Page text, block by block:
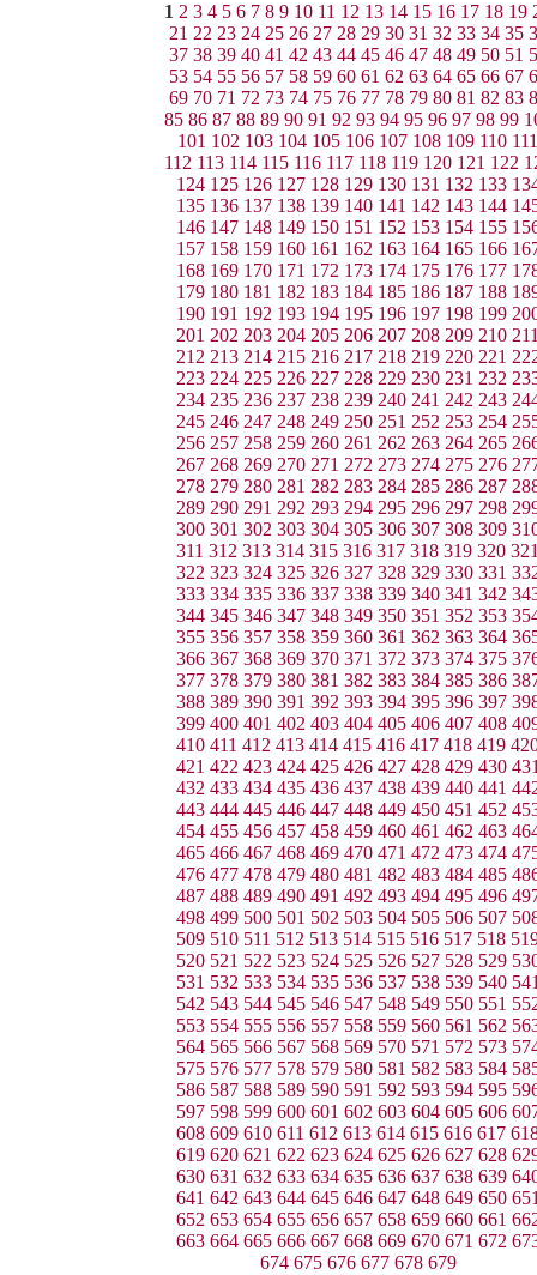
1 2 3 4 5 6 7 8 9 10 11 12 13 14 15 16 17 18 19
21 22 23 24 25 26 27 28 29 30 31 32 33 34 35
37 38 39 40 41 42 43 44 45 46 47 48 49 50 51
53 54 55 56 57 58 59 60 61 62 63 64 65 66 67
69 70 71 72 73 74 75 76 77 78 79 80 81 82 83
85 86 87 88 89 90 91 92 93 94 95 96 97 98 99
101 102 103 104 105 106 107 108 109 110 111
112 113 114 115 116 117 118 119 120 121 122
124 125 126 127 128 129 130 131 132 133
135 136 137 138 139 140 141 142 143 144
146 147 148 149 150 151 152 153 154 155
157 158 159 160 161 162 163 164 165 166
168 169 170 171 172 173 174 175 176 177
179 180 181 182 183 184 185 186 187 188
190 191 192 193 194 195 196 197 198 199
201 202 203 204 205 206 207 208 209 210
212 213 214 215 216 217 218 219 220 221
223 224 225 226 227 228 229 230 231 232
234 235 236 237 238 239 240 241 242 243
245 246 247 248 249 250 251 252 253 254
256 257 258 259 260 261 262 263 264 265
267 268 269 270 271 272 273 274 275 276
278 279 280 281 282 283 284 285 286 287
289 290 291 292 293 294 295 296 297 298
300 301 302 303 304 305 306 307 308 309
311 312 313 314 315 316 317 318 319 320
322 323 324 325 326 327 328 329 330 331
333 334 335 336 337 338 339 340 341 342
344 345 346 347 348 349 350 351 352 353
355 356 357 358 359 360 361 362 363 364
366 367 368 369 370 371 372 373 374 375
377 378 379 380 381 382 383 384 385 386
388 389 390 391 392 393 394 395 396 397
399 400 401 402 403 404 405 406 407 408
410 411 412 413 414 415 416 417 418 419
421 422 423 424 425 426 427 428 429 430
432 433 434 435 436 437 438 439 440 441
443 444 445 446 447 448 449 450 451 452
454 455 456 457 458 459 460 461 462 463
465 466 467 468 469 470 471 472 473 474
476 477 478 479 480 481 482 483 484 485
487 488 489 490 491 492 493 494 495 496
498 499 500 501 502 503 504 505 506 507
509 510 511 512 513 514 515 516 517 518
520 521 522 523 524 525 526 527 528 529
531 532 533 534 535 536 537 538 539 540
542 543 544 545 546 547 548 549 550 551
553 554 555 556 557 558 559 560 561 562
564 565 566 567 568 569 570 571 572 573
575 576 577 578 579 580 581 582 583 584
586 587 588 589 590 591 592 593 594 595
597 598 599 600 601 602 603 604 605 606
608 609 610 611 612 613 614 615 616 617
619 620 621 622 623 624 625 626 627 628
630 631 632 633 634 635 636 637 638 639
641 642 643 644 645 646 647 648 649 650
652 653 654 655 656 657 658 659 660 661
663 664 665 666 667 668 669 670 671 672
674 675 676 677 678 679